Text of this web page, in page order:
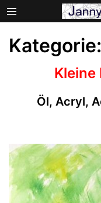
Zum
Inhalt
springen
Kategorie:
Kleine
Öl, Acryl,